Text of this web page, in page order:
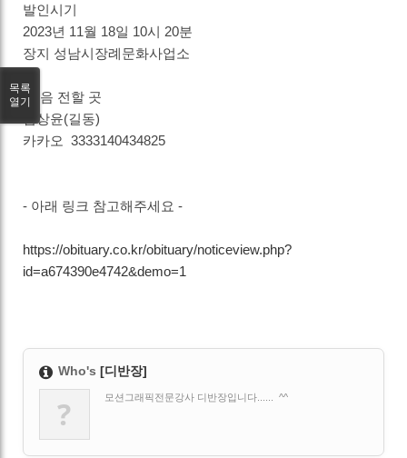
발인시기
2023년 11월 18일 10시 20분
장지 성남시장례문화사업소
마음 전할 곳
김상윤(길동)
카카오 3333140434825
- 아래 링크 참고해주세요 -
https://obituary.co.kr/obituary/noticeview.php?
id=a674390e4742&demo=1
Who's [디반장]
? 모션그래픽전문강사 디반장입니다...... ^^
목록
열기